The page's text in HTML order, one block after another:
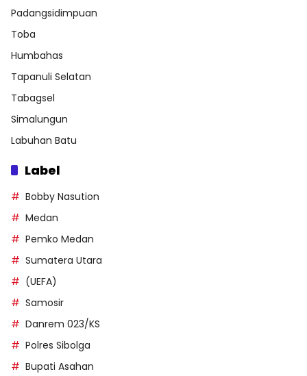
Padangsidimpuan
Toba
Humbahas
Tapanuli Selatan
Tabagsel
Simalungun
Labuhan Batu
Label
Bobby Nasution
Medan
Pemko Medan
Sumatera Utara
(UEFA)
Samosir
Danrem 023/KS
Polres Sibolga
Bupati Asahan